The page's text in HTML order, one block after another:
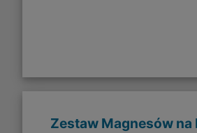
Zestaw Magnesów na